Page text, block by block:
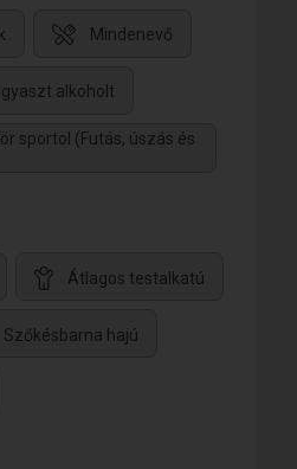
Mindenevő
alkoholt
sportol (Futás, úszás és
Átlagos testalkatú
Szőkésbarna hajú